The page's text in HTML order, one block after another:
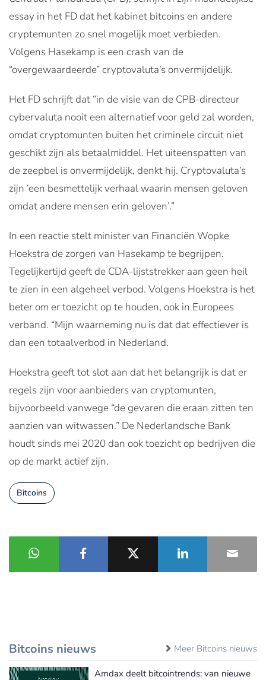
essay in het FD dat het kabinet bitcoins en andere
cryptemunten zo snel mogelijk moet verbieden.
Volgens Hasekamp is een crash van de
“overgewaardeerde” cryptovaluta’s onvermijdelijk.
Het FD schrijft dat “in de visie van de CPB-directeur
cybervaluta nooit een alternatief voor geld zal worden,
omdat cryptomunten buiten het criminele circuit niet
geschikt zijn als betaalmiddel. Het uiteenspatten van
de zeepbel is onvermijdelijk, denkt hij. Cryptovaluta’s
zijn ‘een besmettelijk verhaal waarin mensen geloven
omdat andere mensen erin geloven’.”
In een reactie stelt minister van Financiën Wopke
Hoekstra de zorgen van Hasekamp te begrijpen.
Tegelijkertijd geeft de CDA-lijststrekker aan geen heil
te zien in een algeheel verbod. Volgens Hoekstra is het
beter om er toezicht op te houden, ook in Europees
verband. “Mijn waarneming nu is dat dat effectiever is
dan een totaalverbod in Nederland.
Hoekstra geeft tot slot aan dat het belangrijk is dat er
regels zijn voor aanbieders van cryptomunten,
bijvoorbeeld vanwege “de gevaren die eraan zitten ten
aanzien van witwassen.” De Nederlandsche Bank
houdt sinds mei 2020 dan ook toezicht op bedrijven die
op de markt actief zijn.
Bitcoins
Bitcoins nieuws Meer Bitcoins nieuws
Amdax deelt bitcointrends: van nieuwe